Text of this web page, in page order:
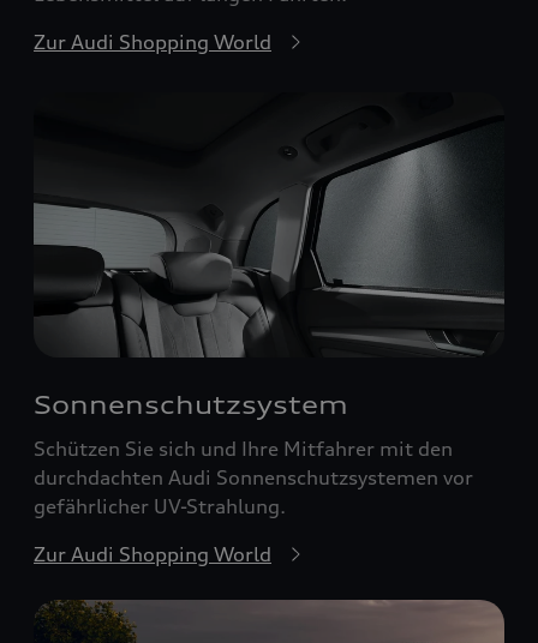
Zur Audi Shopping World
Sonnenschutzsystem
Schützen Sie sich und Ihre Mitfahrer mit den
durchdachten Audi Sonnenschutzsystemen vor
gefährlicher UV-Strahlung.
Zur Audi Shopping World